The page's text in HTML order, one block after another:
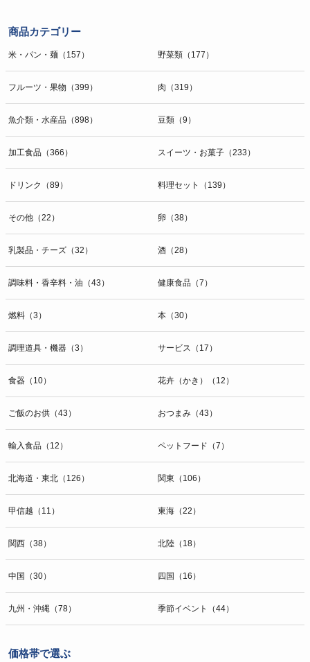
商品カテゴリー
米・パン・麺（157） 野菜類（177）
フルーツ・果物（399） 肉（319）
魚介類・水産品（898） 豆類（9）
加工食品（366） スイーツ・お菓子（233）
ドリンク（89） 料理セット（139）
その他（22） 卵（38）
乳製品・チーズ（32） 酒（28）
調味料・香辛料・油（43） 健康食品（7）
燃料（3） 本（30）
調理道具・機器（3） サービス（17）
食器（10） 花卉（かき）（12）
ご飯のお供（43） おつまみ（43）
輸入食品（12） ペットフード（7）
北海道・東北（126） 関東（106）
甲信越（11） 東海（22）
関西（38） 北陸（18）
中国（30） 四国（16）
九州・沖縄（78） 季節イベント（44）
価格帯で選ぶ